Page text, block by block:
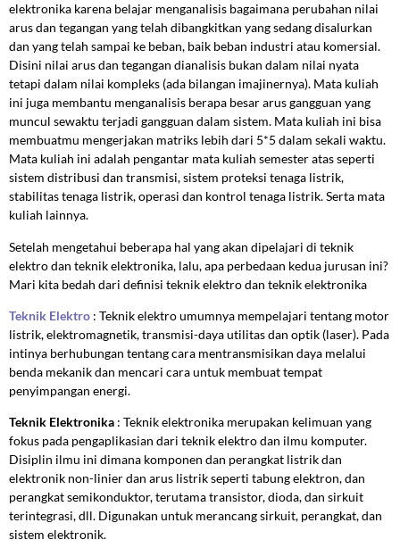
elektronika karena belajar menganalisis bagaimana perubahan nilai
arus dan tegangan yang telah dibangkitkan yang sedang disalurkan
dan yang telah sampai ke beban, baik beban industri atau komersial.
Disini nilai arus dan tegangan dianalisis bukan dalam nilai nyata
tetapi dalam nilai kompleks (ada bilangan imajinernya). Mata kuliah
ini juga membantu menganalisis berapa besar arus gangguan yang
muncul sewaktu terjadi gangguan dalam sistem. Mata kuliah ini bisa
membuatmu mengerjakan matriks lebih dari 5*5 dalam sekali waktu.
Mata kuliah ini adalah pengantar mata kuliah semester atas seperti
sistem distribusi dan transmisi, sistem proteksi tenaga listrik,
stabilitas tenaga listrik, operasi dan kontrol tenaga listrik. Serta mata
kuliah lainnya.
Setelah mengetahui beberapa hal yang akan dipelajari di teknik
elektro dan teknik elektronika, lalu, apa perbedaan kedua jurusan ini?
Mari kita bedah dari definisi teknik elektro dan teknik elektronika
Teknik Elektro : Teknik elektro umumnya mempelajari tentang motor
listrik, elektromagnetik, transmisi-daya utilitas dan optik (laser). Pada
intinya berhubungan tentang cara mentransmisikan daya melalui
benda mekanik dan mencari cara untuk membuat tempat
penyimpangan energi.
Teknik Elektronika : Teknik elektronika merupakan kelimuan yang
fokus pada pengaplikasian dari teknik elektro dan ilmu komputer.
Disiplin ilmu ini dimana komponen dan perangkat listrik dan
elektronik non-linier dan arus listrik seperti tabung elektron, dan
perangkat semikonduktor, terutama transistor, dioda, dan sirkuit
terintegrasi, dll. Digunakan untuk merancang sirkuit, perangkat, dan
sistem elektronik.